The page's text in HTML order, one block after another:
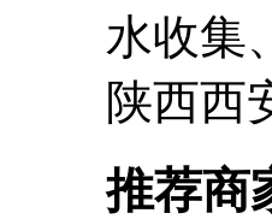
水收集
陕西西
推荐商